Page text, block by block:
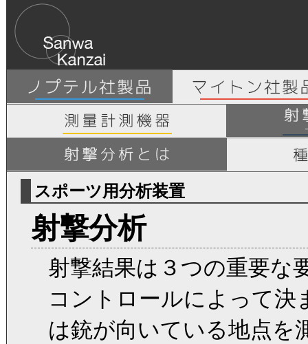
スポーツ用分析装置
射撃分析
射撃結果は３つの重要な
コントロールによって
は銃が向いている地点を